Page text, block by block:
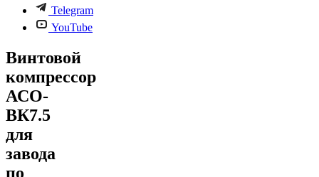
Telegram
YouTube
Винтовой
компрессор
АСО-
ВК7.5
для
завода
по